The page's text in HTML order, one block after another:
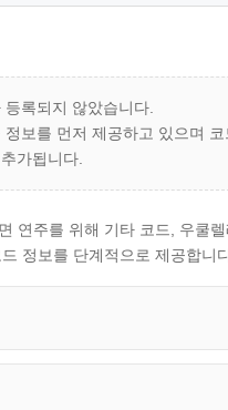
록되지 않았습니다.
정보를 먼저 제공하고 있으며
가됩니다.
연주를 위해 기타 코드, 우쿨렐
정보를 단계적으로 제공합니